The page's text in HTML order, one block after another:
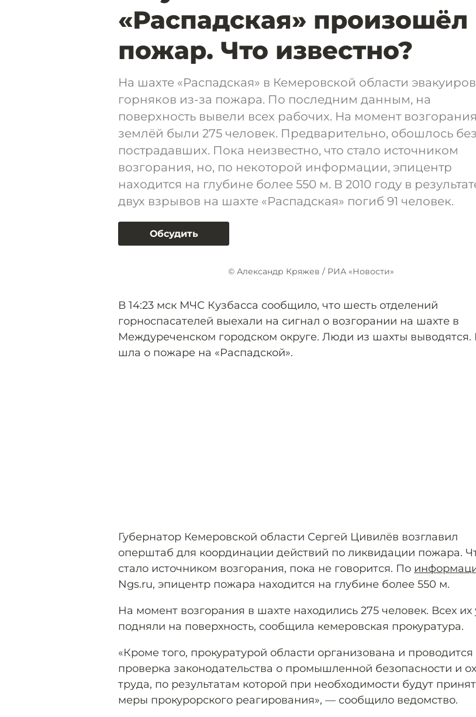
«Распадская» произошёл
пожар. Что известно?
На шахте «Распадская» в Кемеровской области
горняков из-за пожара. По последним данным, на
поверхность вывели всех рабочих. На момент
землёй были 275 человек. Предварительно, обошлось без
пострадавших. Пока неизвестно, что стало источником
возгорания, но, по некоторой информации, эпицентр
находится на глубине более 550 м. В 2010 году в
двух взрывов на шахте «Распадская» погиб 91 человек.
Обсудить
© Александр Кряжев / РИА «Новости»
В 14:23 мск МЧС Кузбасса сообщило, что шесть отделений
горноспасателей выехали на сигнал о возгорании на шахте в
Междуреченском городском округе. Люди из шахты выводятся.
шла о пожаре на «Распадской».
Губернатор Кемеровской области Сергей Цивилёв возглавил
оперштаб для координации действий по ликвидации пожара.
стало источником возгорания, пока не говорится. По
Ngs.ru, эпицентр пожара находится на глубине более 550 м.
На момент возгорания в шахте находились 275 человек. Всех их
подняли на поверхность, сообщила кемеровская прокуратура.
«Кроме того, прокуратурой области организована и проводится
проверка законодательства о промышленной безопасности и
труда, по результатам которой при необходимости будут
меры прокурорского реагирования», — сообщило ведомство.